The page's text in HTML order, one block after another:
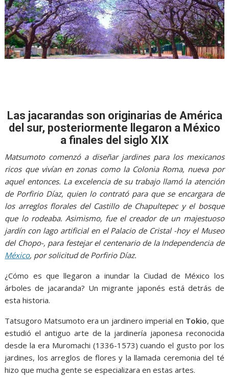
Las jacarandas son originarias de América
del sur, posteriormente llegaron a México
a finales del siglo XIX
Matsumoto comenzó a diseñar jardines para los mexicanos
ricos que vivían en zonas como la Colonia Roma, nueva por
aquel entonces. La excelencia de su trabajo llamó la atención
de Porfirio Díaz, quien lo contrató para que se encargara de
los arreglos florales del Castillo de Chapultepec y el bosque
que lo rodeaba. Asimismo, fue el creador de un majestuoso
jardín con lago artificial en el Palacio de Cristal -hoy el Museo
del Chopo-, para festejar el centenario de la Independencia de
México, por solicitud de Porfirio Díaz.
¿Cómo es que llegaron a inundar la Ciudad de México los
árboles de jacaranda? Un migrante japonés está detrás de
esta historia.
Tatsugoro Matsumoto era un jardinero imperial en Tokio, que
estudió el antiguo arte de la jardinería japonesa reconocida
desde la era Muromachi (1336-1573) cuando el gusto por los
jardines, los arreglos de flores y la llamada ceremonia del té
hizo que mucha gente se especializara en estas artes.